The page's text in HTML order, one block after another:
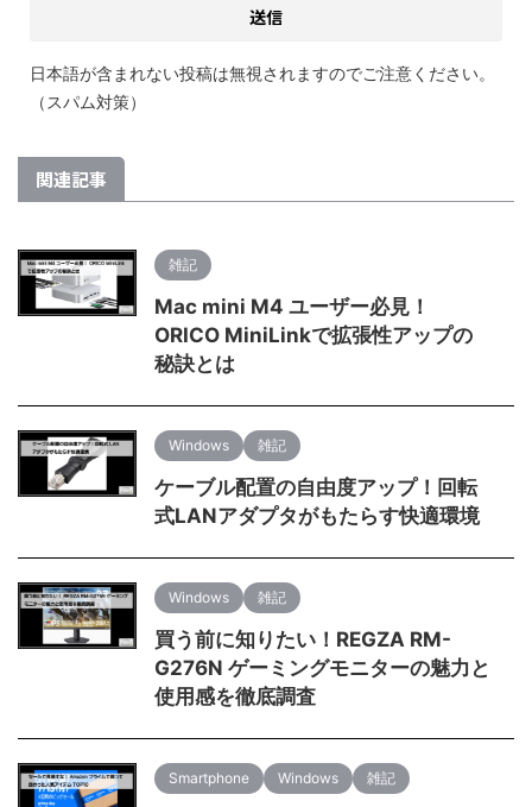
日本語が含まれない投稿は無視されますのでご注意ください。
（スパム対策）
関連記事
雑記
Mac mini M4 ユーザー必見！
ORICO MiniLinkで拡張性アップの
秘訣とは
Windows 雑記
ケーブル配置の自由度アップ！回転
式LANアダプタがもたらす快適環境
Windows 雑記
買う前に知りたい！REGZA RM-
G276N ゲーミングモニターの魅力と
使用感を徹底調査
Smartphone Windows 雑記